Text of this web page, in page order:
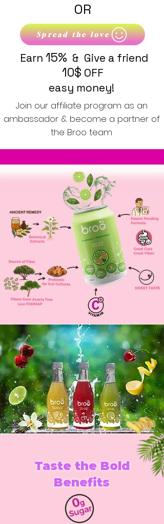
OR
Spread the love
Earn 15% & Give a friend
10$ OFF
easy money!
Join our affiliate program as an
ambassador & become a partner of
the Broo team
Taste the Bold
Benefits